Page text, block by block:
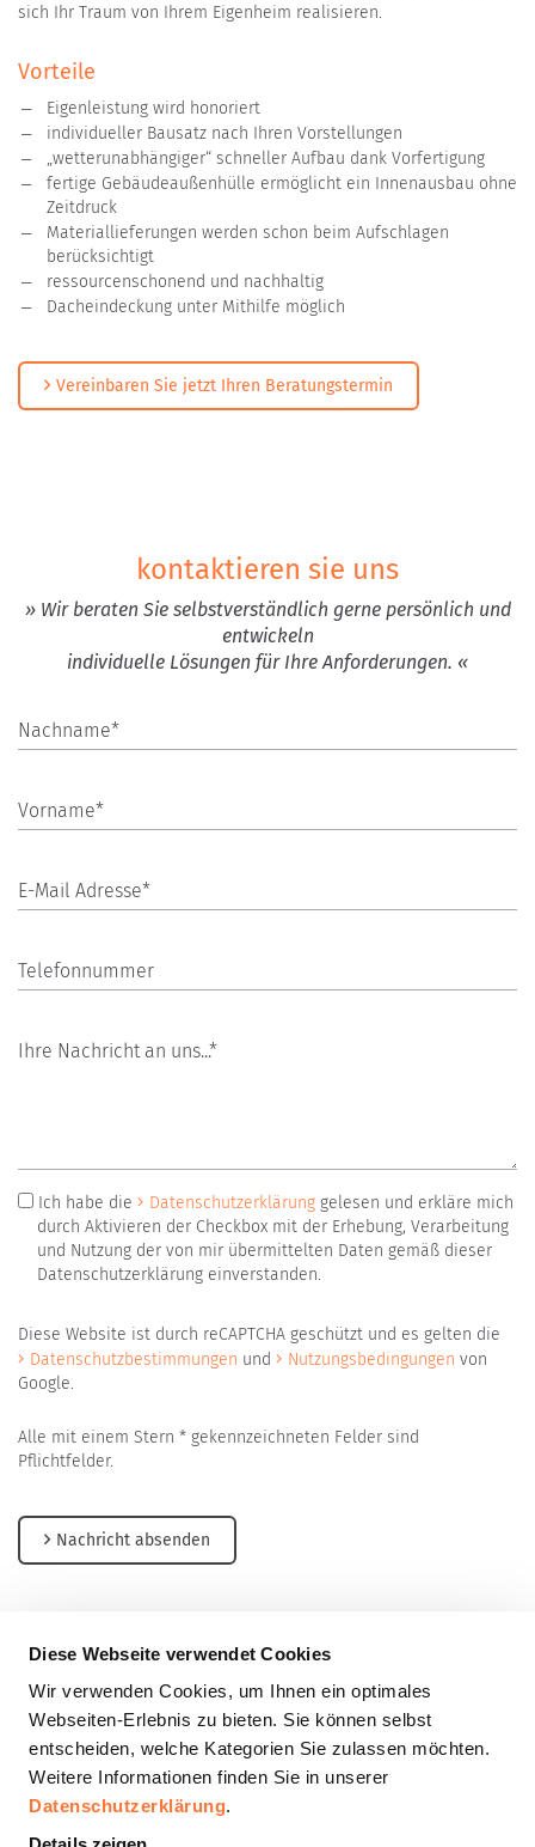
Diese Webseite verwendet Cookies
Wir verwenden Cookies, um Ihnen ein optimales
Webseiten-Erlebnis zu bieten. Sie können selbst
entscheiden, welche Kategorien Sie zulassen möchten.
Weitere Informationen finden Sie in unserer
Datenschutzerklärung.
sich Ihr Traum von Ihrem Eigenheim realisieren.
Vorteile
Eigenleistung wird honoriert
individueller Bausatz nach Ihren Vorstellungen
„wetterunabhängiger“ schneller Aufbau dank Vorfertigung
fertige Gebäudeaußenhülle ermöglicht ein Innenausbau ohne
Zeitdruck
Materiallieferungen werden schon beim Aufschlagen
berücksichtigt
ressourcenschonend und nachhaltig
Dacheindeckung unter Mithilfe möglich
Vereinbaren Sie jetzt Ihren Beratungstermin
kontaktieren sie uns
» Wir beraten Sie selbstverständlich gerne persönlich und
entwickeln
individuelle Lösungen für Ihre Anforderungen. «
Nachname*
Vorname*
E-Mail Adresse*
Telefonnummer
Ihre Nachricht an uns...*
Ich habe die Datenschutzerklärung gelesen und erkläre mich
durch Aktivieren der Checkbox mit der Erhebung, Verarbeitung
und Nutzung der von mir übermittelten Daten gemäß dieser
Datenschutzerklärung einverstanden.
Diese Website ist durch reCAPTCHA geschützt und es gelten die
Datenschutzbestimmungen und Nutzungsbedingungen von
Google.
Alle mit einem Stern * gekennzeichneten Felder sind
Pflichtfelder.
Nachricht absenden
Müller Holzbau GmbH
72226 Simmersfeld
Tel.: +49 (0) 7484 / 910 90 0
Fax: +49 (0) 7484 / 910 90 29